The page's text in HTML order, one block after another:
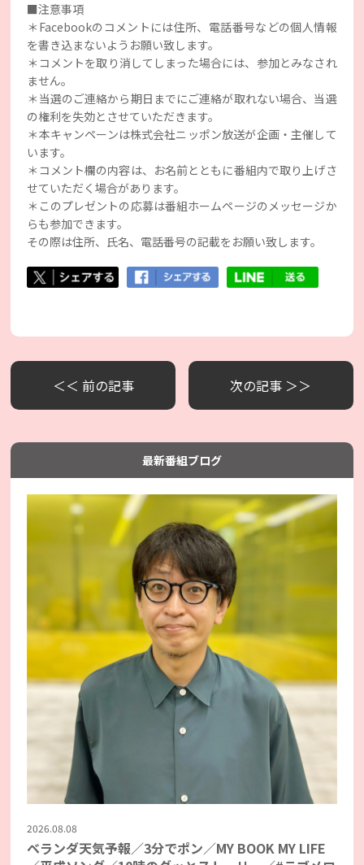
■注意事項
＊Facebookのコメントには住所、電話番号などの個人情報
を書き込まないようお願い致します。
＊コメントを取り消してしまった場合には、参加とみなされ
ません。
＊当選のご連絡から期日までにご連絡が取れない場合、当選
の権利を失効とさせていただきます。
＊本キャンペーンは株式会社ニッポン放送が企画・主催して
います。
＊コメント欄の内容は、お名前とともに番組内で取り上げさ
せていただく場合があります。
＊このプレゼントの応募は番組ホームページのメッセージか
らも参加できます。
その際は住所、氏名、電話番号の記載をお願い致します。
＜＜ 前の記事 次の記事 ＞＞
最新番組ブログ
2026.08.08
ベランダ天気予報／3分でポン／MY BOOK MY LIFE